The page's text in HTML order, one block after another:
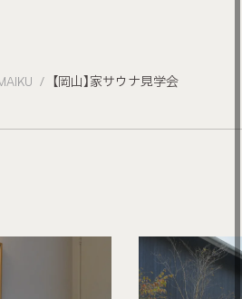
【岡山】家サウナ見学会